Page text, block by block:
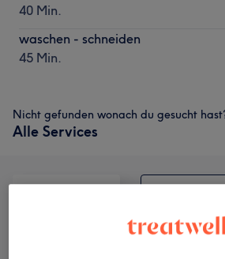
40 Min.
waschen - schneiden
45 Min.
Nicht gefunden wonach du gesucht
Alle Services
Friseur